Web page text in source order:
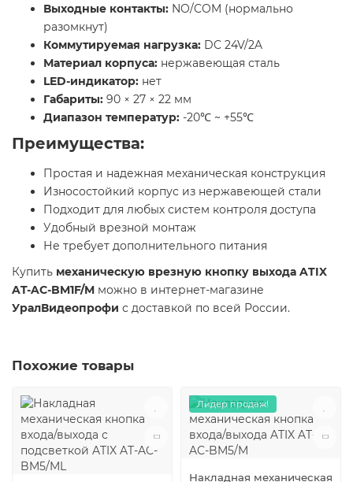
Выходные контакты: NO/COM (нормально
разомкнут)
Коммутируемая нагрузка: DC 24V/2A
Материал корпуса: нержавеющая сталь
LED-индикатор: нет
Габариты: 90 × 27 × 22 мм
Диапазон температур: -20℃ ~ +55℃
Преимущества:
Простая и надежная механическая конструкция
Износостойкий корпус из нержавеющей стали
Подходит для любых систем контроля доступа
Удобный врезной монтаж
Не требует дополнительного питания
Купить механическую врезную кнопку выхода ATIX
AT-AC-BM1F/M можно в интернет-магазине
УралВидеопрофи с доставкой по всей России.
Похожие товары
Лидер продаж!
Накладная механическая